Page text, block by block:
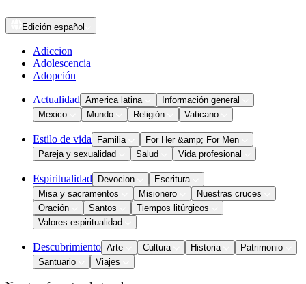
Edición español
Adiccion
Adolescencia
Adopción
Actualidad America latina
Información general
Mexico
Mundo Religión Vaticano
Estilo de vida Familia
For Her &amp; For Men
Pareja y sexualidad
Salud Vida profesional
Espiritualidad Devocion
Escritura
Misa y sacramentos
Misionero
Nuestras cruces
Oración
Santos
Tiempos litúrgicos
Valores espiritualidad
Descubrimiento Arte Cultura Historia
Patrimonio
Santuario
Viajes